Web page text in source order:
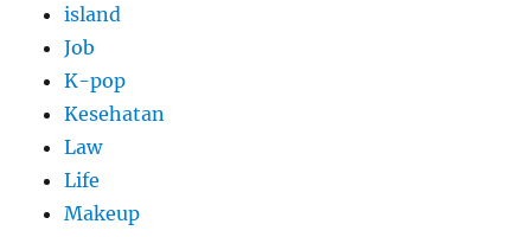
island
Job
K-pop
Kesehatan
Law
Life
Makeup